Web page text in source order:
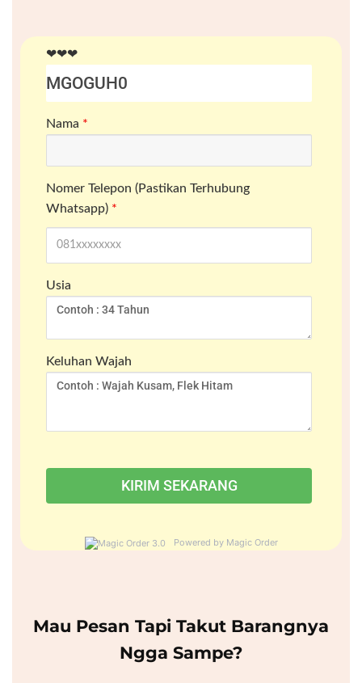
❤❤❤
Nama *
Nomer Telepon (Pastikan Terhubung
Whatsapp) *
Usia
Keluhan Wajah
Powered by Magic Order
Mau Pesan Tapi Takut Barangnya
Ngga Sampe?